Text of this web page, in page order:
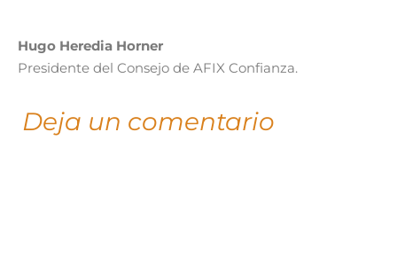
Hugo Heredia Horner
Presidente del Consejo de AFIX Confianza.
Deja un comentario